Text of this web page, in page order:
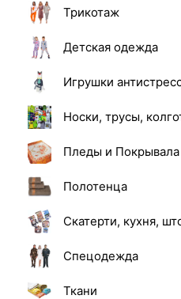
Трикотаж
Детская одежда
Игрушки
Носки, трусы,
Пледы и Покрывала
Полотенца
Скатерти, кухня,
Спецодежда
Ткани